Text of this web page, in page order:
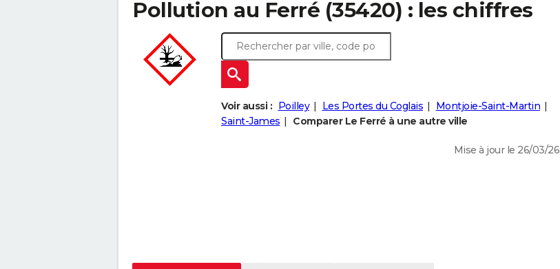
Pollution au Ferré (35420) : les chiffres
Voir aussi : Poilley Les Portes du Coglais
Montjoie-Saint-Martin
Saint-James
Comparer Le Ferré à une autre ville
Mise à jour le 26/03/26